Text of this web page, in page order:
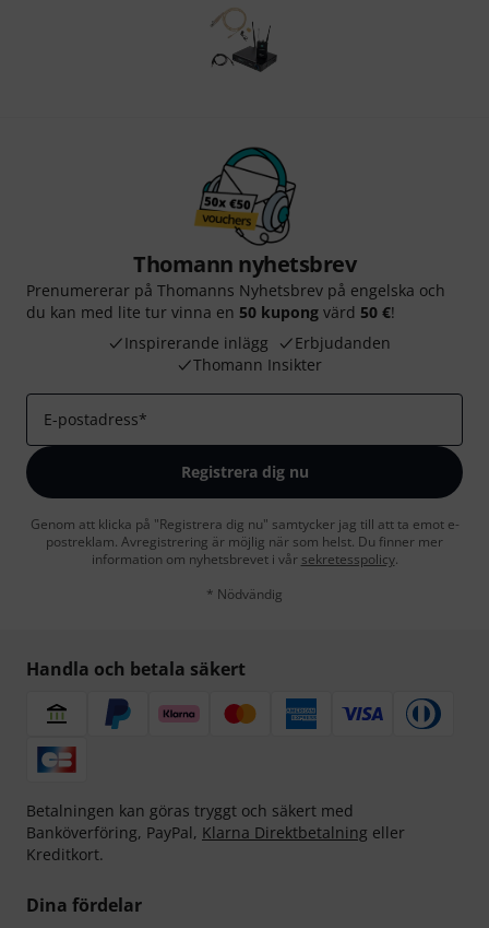
Thomann nyhetsbrev
Prenumererar på Thomanns Nyhetsbrev på engelska och
du kan med lite tur vinna en 50 kupong värd 50 €!
Inspirerande inlägg
Erbjudanden
Thomann Insikter
E-postadress*
Registrera dig nu
Genom att klicka på "Registrera dig nu" samtycker jag till att ta emot e-
postreklam. Avregistrering är möjlig när som helst. Du finner mer
information om nyhetsbrevet i vår sekretesspolicy.
* Nödvändig
Handla och betala säkert
Betalningen kan göras tryggt och säkert med
Banköverföring, PayPal, Klarna Direktbetalning eller
Kreditkort.
Dina fördelar